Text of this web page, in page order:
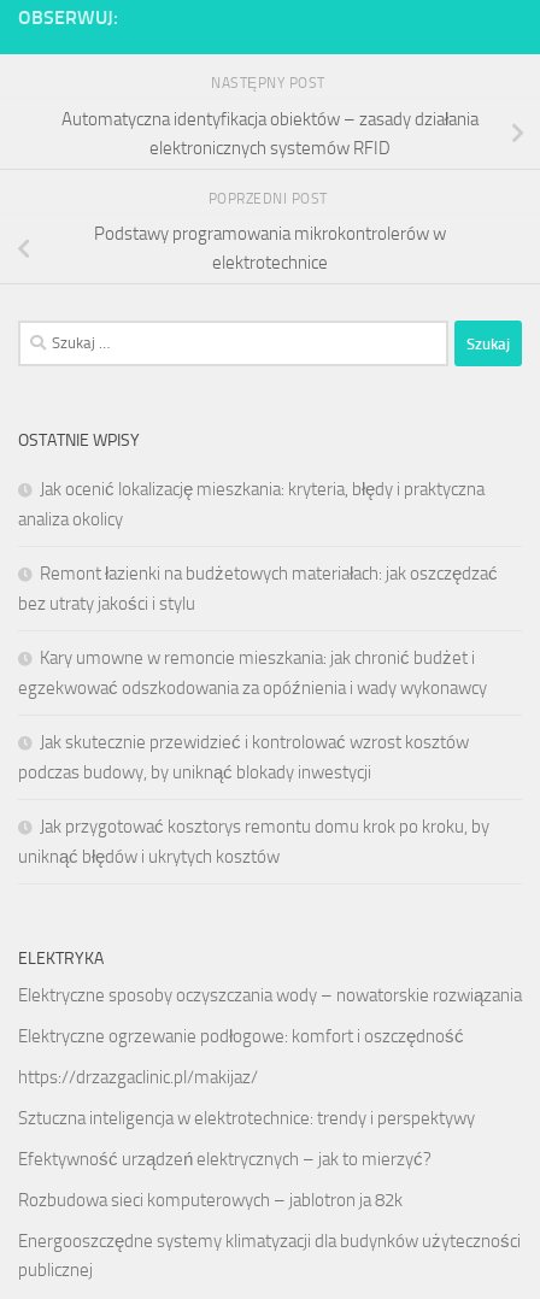
OBSERWUJ:
NASTĘPNY POST
Automatyczna identyfikacja obiektów – zasady działania
elektronicznych systemów RFID
POPRZEDNI POST
Podstawy programowania mikrokontrolerów w
elektrotechnice
Szukaj:
OSTATNIE WPISY
Jak ocenić lokalizację mieszkania: kryteria, błędy i praktyczna
analiza okolicy
Remont łazienki na budżetowych materiałach: jak oszczędzać
bez utraty jakości i stylu
Kary umowne w remoncie mieszkania: jak chronić budżet i
egzekwować odszkodowania za opóźnienia i wady wykonawcy
Jak skutecznie przewidzieć i kontrolować wzrost kosztów
podczas budowy, by uniknąć blokady inwestycji
Jak przygotować kosztorys remontu domu krok po kroku, by
uniknąć błędów i ukrytych kosztów
ELEKTRYKA
Elektryczne sposoby oczyszczania wody – nowatorskie rozwiązania
Elektryczne ogrzewanie podłogowe: komfort i oszczędność
https://drzazgaclinic.pl/makijaz/
Sztuczna inteligencja w elektrotechnice: trendy i perspektywy
Efektywność urządzeń elektrycznych – jak to mierzyć?
Rozbudowa sieci komputerowych – jablotron ja 82k
Energooszczędne systemy klimatyzacji dla budynków użyteczności
publicznej